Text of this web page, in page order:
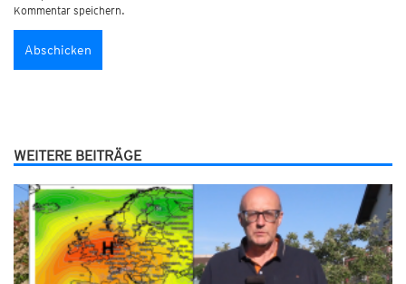
Kommentar speichern.
WEITERE BEITRÄGE